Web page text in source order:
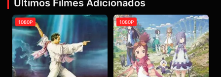
Últimos Filmes Adicionados
1080P 1080P